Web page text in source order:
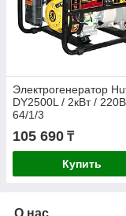
Электрогенератор
DY2500L / 2кВт / 220В
64/1/3
105 690 ₸
Купить